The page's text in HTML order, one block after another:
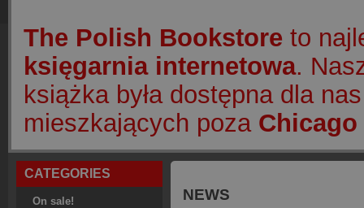
The Polish Bookstore to
księgarnia internetowa.
książka była dostępna dla
mieszkających poza Chicago
CATEGORIES
On sale!
NEWS